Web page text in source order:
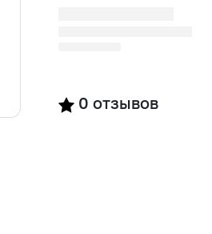
0 отзывов